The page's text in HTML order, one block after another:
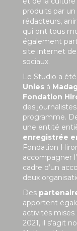
produits par
rédacteurs,
qui ont tous
également
site internet
sociaux.
Le Studio a
Unies à
Fondation
des
programme.
une entité
enregistrée
Fondation
accompagner
cadre d’un
deux
Des
apportent
activités
2021, il s’agit